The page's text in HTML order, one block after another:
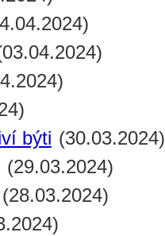
býti (30.03.2024)
(29.03.2024)
(28.03.2024)